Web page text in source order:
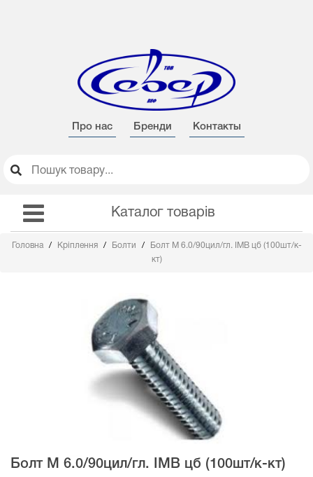
Про нас Бренди Контакты
Каталог товарів
Головна Кріплення Болти
Болт М 6.0/90цил/гл. IMB цб (100шт/к-
кт)
Болт М 6.0/90цил/гл. IMB цб (100шт/к-кт)